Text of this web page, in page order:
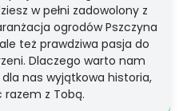
w pełni zadowolony z
ogrodów Pszczyna
też prawdziwa pasja do
Dlaczego warto nam
nas wyjątkowa historia,
z Tobą.